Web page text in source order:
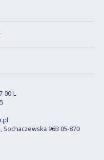
00-L
Sochaczewska 96B 05-870